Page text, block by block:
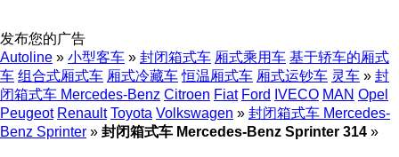
发布您的广告
Autoline » 小型客车 » 封闭箱式车 厢式乘用车 基于轿车的厢式
车 组合式厢式车 厢式冷藏车 恒温厢式车 厢式运钞车 灵车 » 封
闭箱式车 Mercedes-Benz Citroen Fiat Ford IVECO MAN Opel
Peugeot Renault Toyota Volkswagen » 封闭箱式车 Mercedes-
Benz Sprinter » 封闭箱式车 Mercedes-Benz Sprinter 314 »